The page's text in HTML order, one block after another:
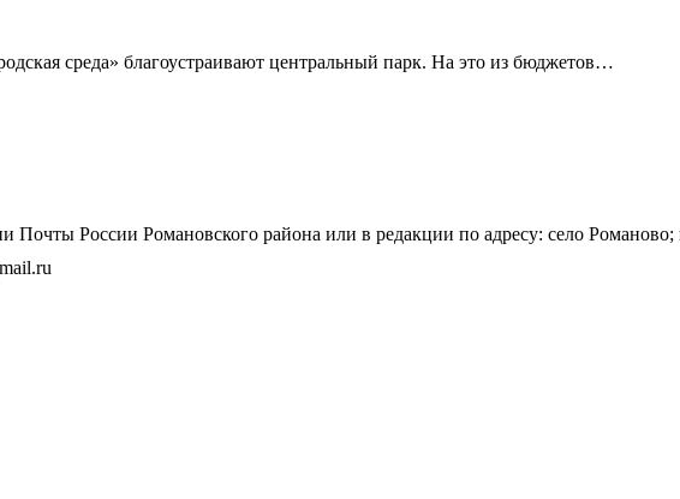
среда» благоустраивают центральный парк. На это из бюджетов…
Почты России Романовского района или в редакции по адресу: село Романово;